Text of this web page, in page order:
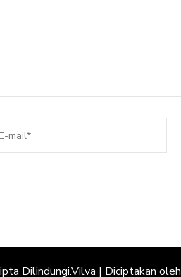
Dilindungi.Vilva | Diciptakan oleh